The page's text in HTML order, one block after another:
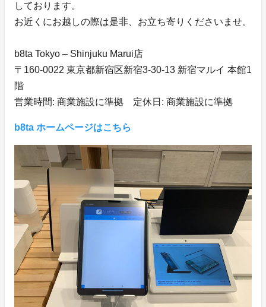
しております。
お近くにお越しの際は是非、お立ち寄りくださいませ。
b8ta Tokyo – Shinjuku Marui店
〒160-0022 東京都新宿区新宿3-30-13 新宿マルイ 本館1
階
営業時間: 商業施設に準拠 定休日: 商業施設に準拠
b8ta ホームページはこちら